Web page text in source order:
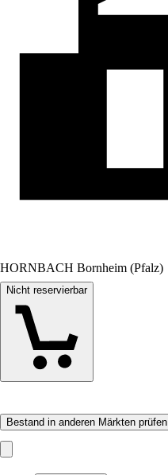
HORNBACH Bornheim (Pfalz)
Nicht reservierbar
Bestand in anderen Märkten prüfen